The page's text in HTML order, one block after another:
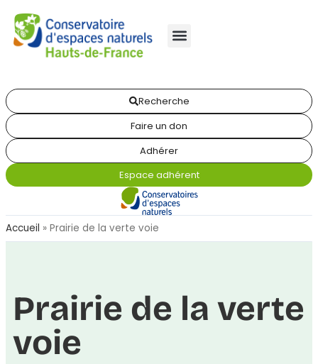
Recherche
Faire un don
Adhérer
Espace adhérent
Accueil » Prairie de la verte voie
Prairie de la verte
voie